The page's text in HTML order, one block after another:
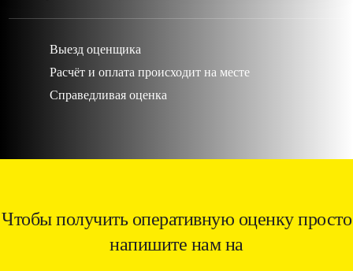
Выезд оценщика
Расчёт и оплата происходит на месте
Справедливая оценка
Чтобы получить оперативную оценку просто
напишите нам на